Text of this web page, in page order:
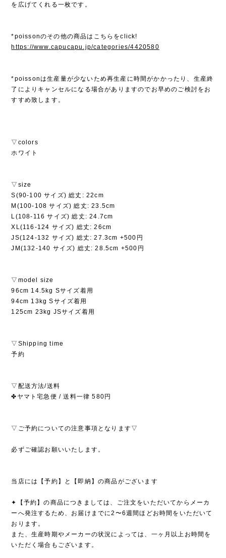
を広げてくれる一枚です。
*poissonのその他の商品はこちらをclick!
https://www.capucapu.jp/categories/4420580
*poissonは生産量が少ないため再生産に時間がかかったり、生産終
了によりキャンセルになる場合がありますのでお早めのご検討をお
すすめ致します。
▽colors
ホワイト
▽size
S(90-100 サイズ) 総丈: 22cm
M(100-108 サイズ) 総丈: 23.5cm
L(108-116 サイズ) 総丈: 24.7cm
XL(116-124 サイズ) 総丈: 26cm
JS(124-132 サイズ) 総丈: 27.3cm +500円
JM(132-140 サイズ) 総丈: 28.5cm +500円
▽model size
96cm 14.5kg Sサイズ着用
94cm 13kg Sサイズ着用
125cm 23kg JSサイズ着用
▽Shipping time
予約
▽配送方法/送料
✤ヤマト宅急便 / 送料一律 580円
▽ご予約についての注意事項となります▽
必ずご確認お願いいたします。
当店には【予約】と【即納】の商品がございます
✦【予約】の商品につきましては、ご注文をいただいてからメーカ
ーへ発注するため、お届けまでに2〜6週間ほどお時間をいただいて
おります。
また、生産時期やメーカーの状況によっては、一ヶ月以上お時間を
いただく場合もございます。